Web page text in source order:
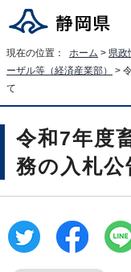
現在の位置： ホーム > 県政
ーザル等（経済産業部）
>
て
令和7年度
務の入札公